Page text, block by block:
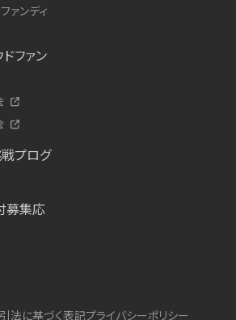
ァンディ
ファン
プログ
募集応
法に基づく表記プライバシーポリシー